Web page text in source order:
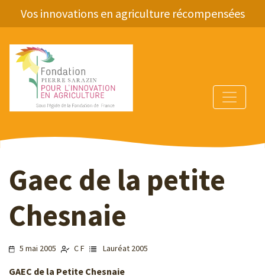
Vos innovations en agriculture récompensées
Gaec de la petite
Chesnaie
5 mai 2005 C F Lauréat 2005
GAEC de la Petite Chesnaie